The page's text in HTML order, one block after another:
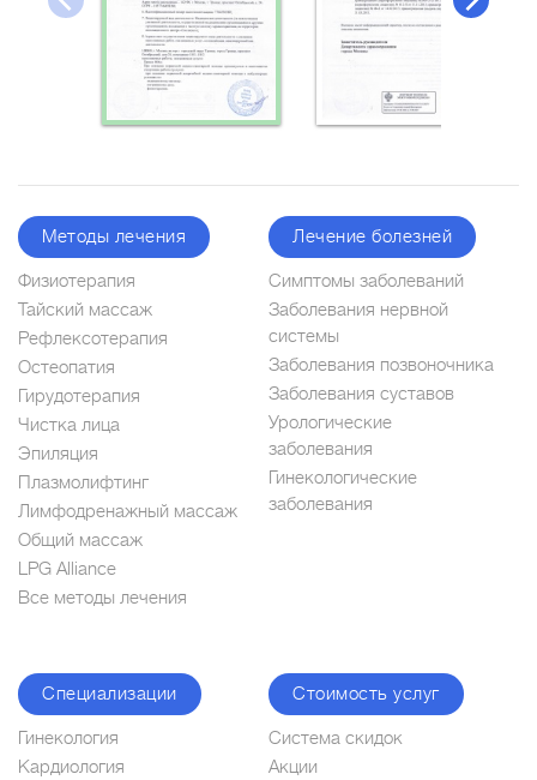
Методы лечения
Физиотерапия
Тайский массаж
Рефлексотерапия
Остеопатия
Гирудотерапия
Чистка лица
Эпиляция
Плазмолифтинг
Лимфодренажный массаж
Общий массаж
LPG Alliance
Все методы лечения
Лечение болезней
Симптомы заболеваний
Заболевания нервной
системы
Заболевания позвоночника
Заболевания суставов
Урологические
заболевания
Гинекологические
заболевания
Специализации
Гинекология
Кардиология
Стоимость услуг
Система скидок
Акции